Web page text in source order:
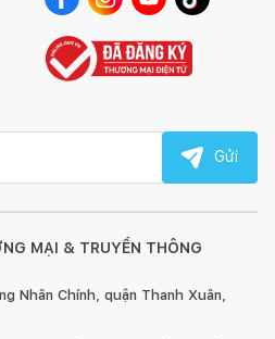
MẠI & TRUYỀN THÔNG
Nhân Chính, quận Thanh Xuân,
Gửi